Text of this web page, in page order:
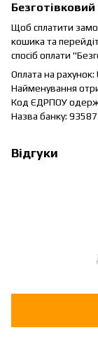
Щоб сплатити
кошика та
спосіб оплати
Оплата на
Найменування
Код ЄДРПОУ
Назва банку:
Відгуки